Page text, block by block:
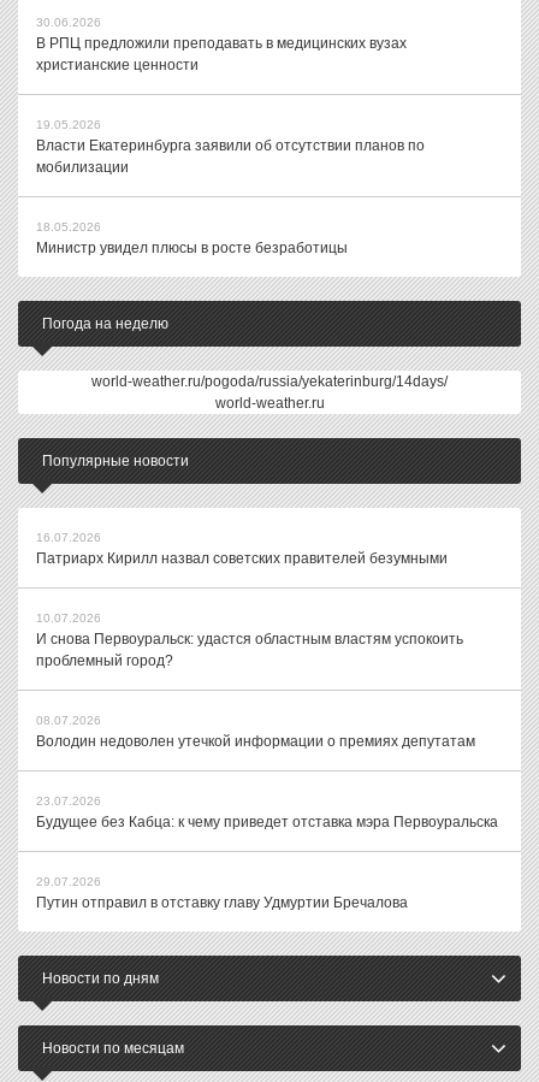
30.06.2026
В РПЦ предложили преподавать в медицинских вузах
христианские ценности
19.05.2026
Власти Екатеринбурга заявили об отсутствии планов по
мобилизации
18.05.2026
Министр увидел плюсы в росте безработицы
Погода на неделю
world-weather.ru/pogoda/russia/yekaterinburg/14days/
world-weather.ru
Популярные новости
16.07.2026
Патриарх Кирилл назвал советских правителей безумными
10.07.2026
И снова Первоуральск: удастся областным властям успокоить
проблемный город?
08.07.2026
Володин недоволен утечкой информации о премиях депутатам
23.07.2026
Будущее без Кабца: к чему приведет отставка мэра Первоуральска
29.07.2026
Путин отправил в отставку главу Удмуртии Бречалова
Новости по дням
Новости по месяцам